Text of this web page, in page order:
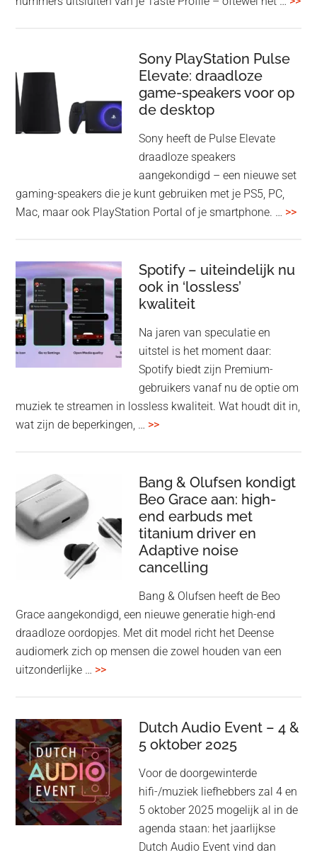
nieuwe
Sony PlayStation Pulse
Elevate: draadloze
game-speakers voor op
de desktop
Sony heeft de Pulse Elevate
draadloze speakers
aangekondigd – een nieuwe set
gaming-speakers die je kunt gebruiken met je PS5, PC,
Mac, maar ook PlayStation Portal of je smartphone. … >>
Spotify – uiteindelijk nu
ook in ‘lossless’
kwaliteit
Na jaren van speculatie en
uitstel is het moment daar:
Spotify biedt zijn Premium-
gebruikers vanaf nu de optie om
muziek te streamen in lossless kwaliteit. Wat houdt dit in,
wat zijn de beperkingen, … >>overSpotify
nu
ook
in
‘lossless’
kwaliteit
Bang & Olufsen kondigt
Beo Grace aan: high-
end earbuds met
titanium driver en
Adaptive noise
cancelling
Bang & Olufsen heeft de Beo
Grace aangekondigd, een nieuwe generatie high-end
draadloze oordopjes. Met dit model richt het Deense
audiomerk zich op mensen die zowel houden van een
uitzonderlijke … >>overBang
kondigt
Beo
Grace
aan:
high-
end
earbuds
Dutch Audio Event – 4 &
5 oktober 2025
Voor de doorgewinterde
hifi-/muziek liefhebbers zal 4 en
5 oktober 2025 mogelijk al in de
agenda staan: het jaarlijkse
Dutch Audio Event vind dan